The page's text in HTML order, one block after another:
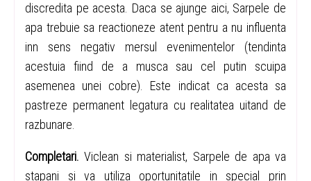
discredita pe acesta. Daca se ajunge aici, Sarpele de
apa trebuie sa reactioneze atent pentru a nu influenta
inn sens negativ mersul evenimentelor (tendinta
acestuia fiind de a musca sau cel putin scuipa
asemenea unei cobre). Este indicat ca acesta sa
pastreze permanent legatura cu realitatea uitand de
razbunare.
Completari. Viclean si materialist, Sarpele de apa va
stapani si va utiliza oportunitatile in special prin